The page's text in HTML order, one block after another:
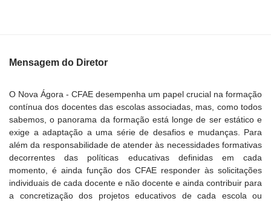
Mensagem do Diretor
O Nova Ágora - CFAE desempenha um papel crucial na formação
contínua dos docentes das escolas associadas, mas, como todos
sabemos, o panorama da formação está longe de ser estático e
exige a adaptação a uma série de desafios e mudanças. Para
além da responsabilidade de atender às necessidades formativas
decorrentes das políticas educativas definidas em cada
momento, é ainda função dos CFAE responder às solicitações
individuais de cada docente e não docente e ainda contribuir para
a concretização dos projetos educativos de cada escola ou